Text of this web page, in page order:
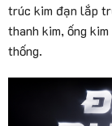
trúc kim đạn lắp
thanh kim, ống
thống.